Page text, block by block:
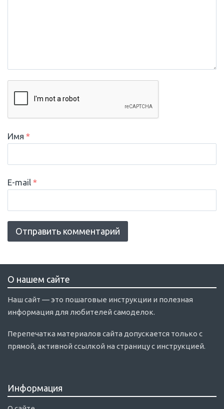
Имя *
E-mail *
О нашем сайте
Наш сайт — это пошаговые инструкции и полезная
информация для любителей самоделок.
Перепечатка материалов сайта допускается только с
прямой, активной ссылкой на страницу с инструкцией.
Информация